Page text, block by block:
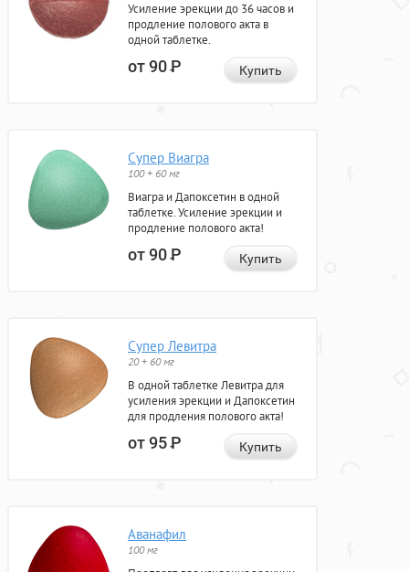
Усиление эрекции до 36 часов и
продление полового акта в
одной таблетке.
от 90Р Купить
Супер Виагра
100 + 60 мг
Виагра и Дапоксетин в одной
таблетке. Усиление эрекции и
продление полового акта!
от 90Р Купить
Супер Левитра
20 + 60 мг
В одной таблетке Левитра для
усиления эрекции и Дапоксетин
для продления полового акта!
от 95Р Купить
Аванафил
100 мг